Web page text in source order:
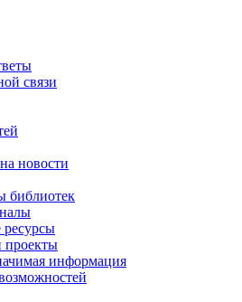
связи
новости
библиотек
информация